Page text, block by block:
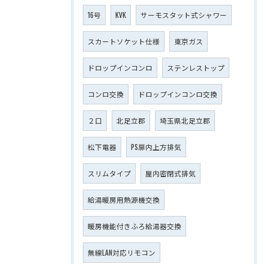
16号 KVK サーモスタット式シャワー
スカートソケット仕様 東京ガス
ドロップインコンロ ステンレストップ
コンロ交換 ドロップインコンロ交換
２口 北足立郡 埼玉県北足立郡
松下電器 PS扉内上方排気
スリムタイプ 屋内密閉式排気
給湯暖房用熱源機交換
暖房機能付きふろ給湯器交換
無線LAN対応リモコン